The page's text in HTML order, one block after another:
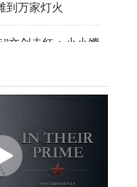
到万家灯火
文创走红：小小馕
热，孩子们究竟学
描绘新疆风